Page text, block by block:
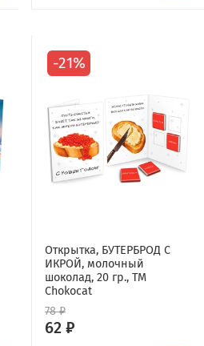
-21%
Открытка, БУТЕРБРОД С
ИКРОЙ, молочный
шоколад, 20 гр., TM
Chokocat
78 ₽
62 ₽